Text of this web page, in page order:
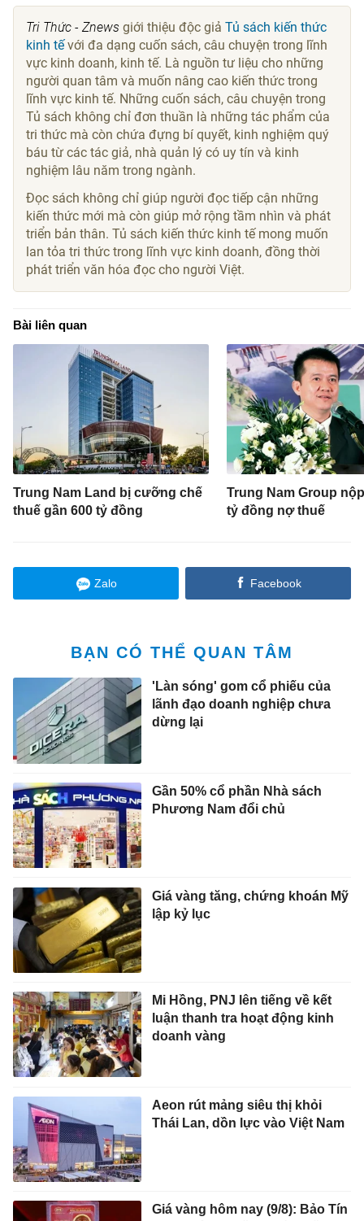
Tri Thức - Znews giới thiệu độc giảTủ sách kiến thức
kinh tếvới đa dạng cuốn sách, câu chuyện trong lĩnh
vực kinh doanh, kinh tế. Là nguồn tư liệu cho những
người quan tâm và muốn nâng cao kiến thức trong
lĩnh vực kinh tế. Những cuốn sách, câu chuyện trong
Tủ sách không chỉ đơn thuần là những tác phẩm của
tri thức mà còn chứa đựng bí quyết, kinh nghiệm quý
báu từ các tác giả, nhà quản lý có uy tín và kinh
nghiệm lâu năm trong ngành.
Đọc sách không chỉ giúp người đọc tiếp cận những
kiến thức mới mà còn giúp mở rộng tầm nhìn và phát
triển bản thân. Tủ sách kiến thức kinh tế mong muốn
lan tỏa tri thức trong lĩnh vực kinh doanh, đồng thời
phát triển văn hóa đọc cho người Việt.
Bài liên quan
Trung Nam Land bị cưỡng chế
thuế gần 600 tỷ đồng
Trung Nam Group
tỷ đồng nợ thuế
Zalo Facebook
BẠN CÓ THỂ QUAN TÂM
'Làn sóng' gom cổ phiếu của
lãnh đạo doanh nghiệp chưa
dừng lại
Gần 50% cổ phần Nhà sách
Phương Nam đổi chủ
Giá vàng tăng, chứng khoán Mỹ
lập kỷ lục
Mi Hồng, PNJ lên tiếng về kết
luận thanh tra hoạt động kinh
doanh vàng
Aeon rút mảng siêu thị khỏi
Thái Lan, dồn lực vào Việt Nam
Giá vàng hôm nay (9/8): Bảo Tín